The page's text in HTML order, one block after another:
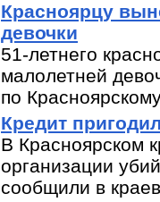
Красноярцу
девочки
51-летнего
малолетней
по
Кредит
В Красноярском
организации
сообщили в